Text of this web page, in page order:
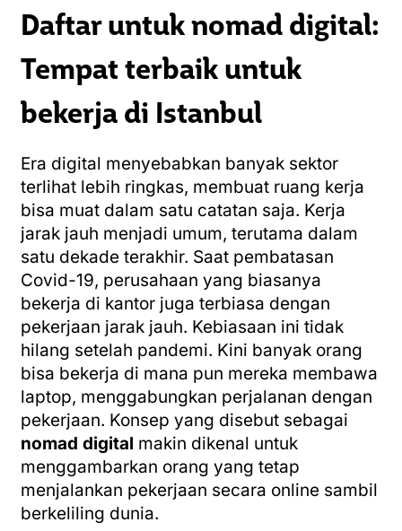
Daftar untuk nomad digital:
Tempat terbaik untuk
bekerja di Istanbul
Era digital menyebabkan banyak sektor
terlihat lebih ringkas, membuat ruang kerja
bisa muat dalam satu catatan saja. Kerja
jarak jauh menjadi umum, terutama dalam
satu dekade terakhir. Saat pembatasan
Covid-19, perusahaan yang biasanya
bekerja di kantor juga terbiasa dengan
pekerjaan jarak jauh. Kebiasaan ini tidak
hilang setelah pandemi. Kini banyak orang
bisa bekerja di mana pun mereka membawa
laptop, menggabungkan perjalanan dengan
pekerjaan. Konsep yang disebut sebagai
nomad digital makin dikenal untuk
menggambarkan orang yang tetap
menjalankan pekerjaan secara online sambil
berkeliling dunia.